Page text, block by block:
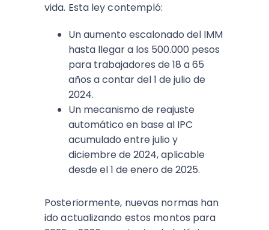
vida. Esta ley contempló:​
Un aumento escalonado del IMM
hasta llegar a los 500.000 pesos
para trabajadores de 18 a 65
años a contar del 1 de julio de
2024.​
Un mecanismo de reajuste
automático en base al IPC
acumulado entre julio y
diciembre de 2024, aplicable
desde el 1 de enero de 2025.​
Posteriormente, nuevas normas han
ido actualizando estos montos para